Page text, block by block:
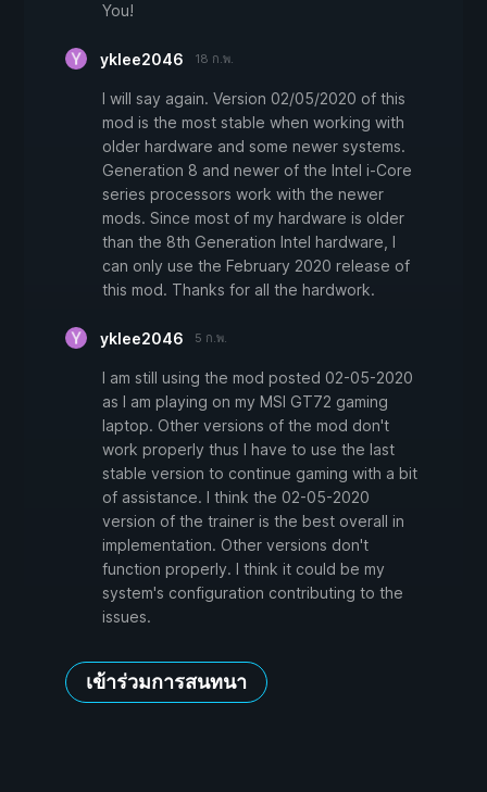
You!
yklee2046 18 ก.พ.
I will say again. Version 02/05/2020 of this
mod is the most stable when working with
older hardware and some newer systems.
Generation 8 and newer of the Intel i-Core
series processors work with the newer
mods. Since most of my hardware is older
than the 8th Generation Intel hardware, I
can only use the February 2020 release of
this mod. Thanks for all the hardwork.
yklee2046 5 ก.พ.
I am still using the mod posted 02-05-2020
as I am playing on my MSI GT72 gaming
laptop. Other versions of the mod don't
work properly thus I have to use the last
stable version to continue gaming with a bit
of assistance. I think the 02-05-2020
version of the trainer is the best overall in
implementation. Other versions don't
function properly. I think it could be my
system's configuration contributing to the
issues.
เข้าร่วมการสนทนา